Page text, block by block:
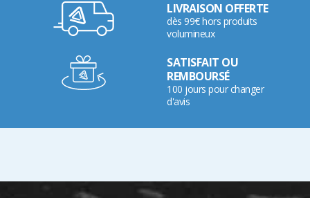
LIVRAISON OFFERTE
dès 99€ hors produits
volumineux
SATISFAIT OU
REMBOURSÉ
100 jours pour changer
d'avis